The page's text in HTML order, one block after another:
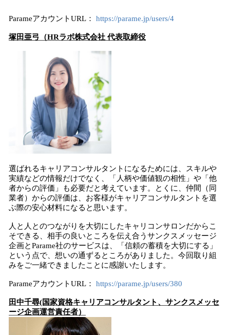
ParameアカウントURL： https://parame.jp/users/4
塚田亜弓（HRラボ株式会社 代表取締役
選ばれるキャリアコンサルタントになるためには、スキルや
実績などの情報だけでなく、「人柄や価値観の相性」や「他
者からの評価」も必要だと考えています。とくに、仲間（同
業者）からの評価は、お客様がキャリアコンサルタントを選
ぶ際の安心材料になると思います。
人と人とのつながりを大切にしたキャリコンサロンだからこ
そできる、相手の良いところを伝え合うサンクスメッセージ
企画とParame社のサービスは、「信頼の蓄積を大切にする」
という点で、想いの通ずるところがありました。今回取り組
みをご一緒できましたことに感謝いたします。
ParameアカウントURL： https://parame.jp/users/380
田中千尋(国家資格キャリアコンサルタント、サンクスメッセ
ージ企画運営責任者）